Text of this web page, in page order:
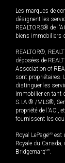
Les marques de
désignent les
REALTORS® de
biens immobiliers
REALTOR®,
déposées de
Association of
sont propriétaires.
distinguer les
immobilier en tant
S.I.A.® /MLS®,
propriété de l'ACI,
fournissent les
Royal LePageMD est
Royale du
BridgemarqMD.